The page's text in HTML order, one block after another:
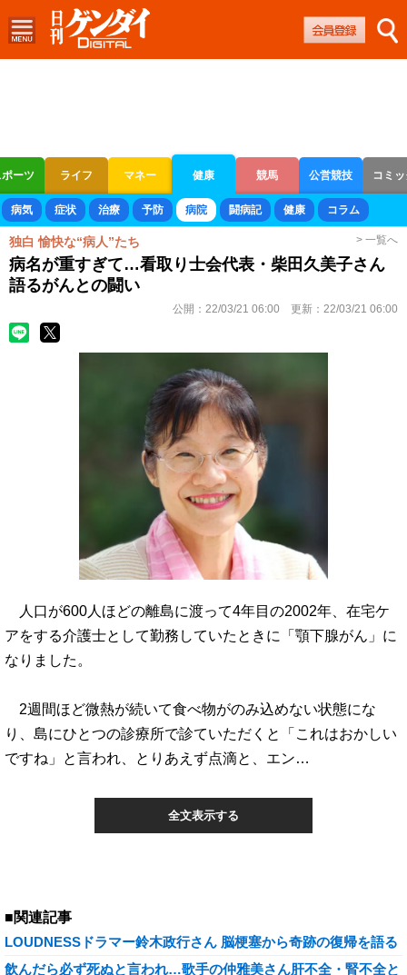
ーツ ライフ マネー 健康 競馬 公営競技 コミ
ボートレース 競輪 オートレース
病気 症状 治療 予防 病院 闘病記 健康 コラム
独白 愉快な“病人”たち > 一覧へ
病名が重すぎて…看取り士会代表・柴田久美子さん
語るがんとの闘い
公開： 22/03/21 06:00 更新： 22/03/21 06:00
人口が600人ほどの離島に渡って4年目の2002年、在宅ケ
アをする介護士として勤務していたときに「顎下腺がん」に
なりました。
2週間ほど微熱が続いて食べ物がのみ込めない状態にな
り、島にひとつの診療所で診ていただくと「これはおかしい
ですね」と言われ、とりあえず点滴と、エン…
全文表示する
■関連記事
LOUDNESSドラマー鈴木政行さん 脳梗塞から奇跡の復帰を語る
飲んだら必ず死ぬと言われ…歌手の仲雅美さん肝不全・腎不全と